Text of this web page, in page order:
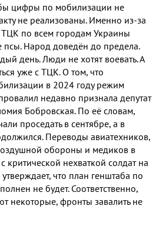
цифры по мобилизации не
не реализованы. Именно из-за
по всем городам Украины
псы. Народ доведён до предела.
день. Люди не хотят воевать. А
уже с ТЦК. О том, что
в 2024 году режим
недавно признала депутат
Бобровская. По её словам,
проседать в сентябре, а в
Переводы авиатехников,
обороны и медиков в
критической нехваткой солдат на
что план генштаба по
не будет. Соответственно,
некоторые, фронты завалить не